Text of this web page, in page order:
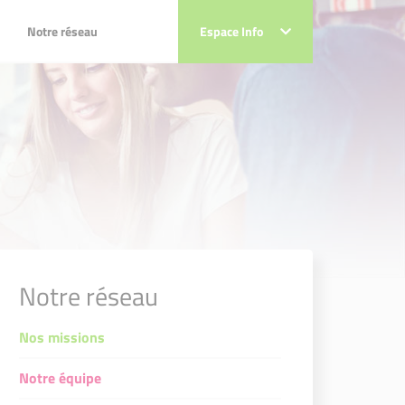
Notre réseau Espace Info
Notre réseau Espace Info
Notre réseau
Nos missions
Notre équipe